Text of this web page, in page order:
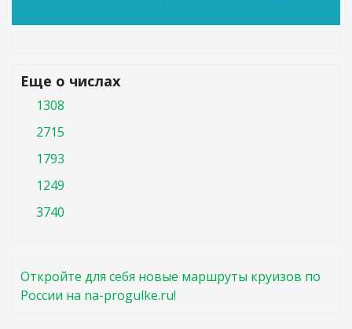
Еще о числах
1308
2715
1793
1249
3740
Откройте для себя новые маршруты круизов по
России на na-progulke.ru!